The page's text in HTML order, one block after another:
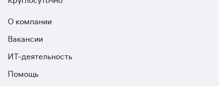
О компании
Вакансии
ИТ-деятельность
Помощь